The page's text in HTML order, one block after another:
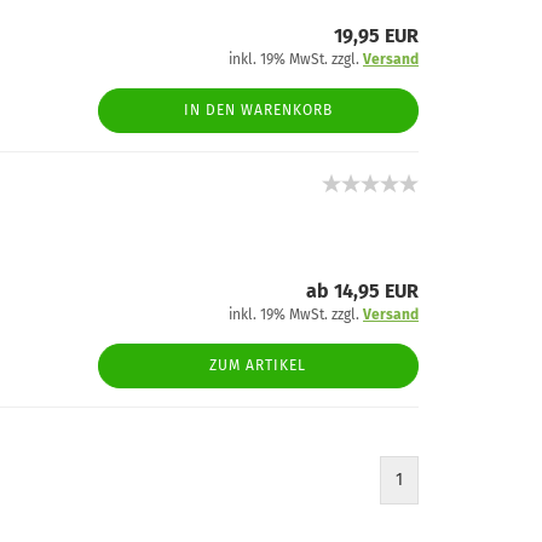
19,95 EUR
inkl. 19% MwSt. zzgl. Versand
IN DEN WARENKORB
ab 14,95 EUR
inkl. 19% MwSt. zzgl. Versand
ZUM ARTIKEL
1